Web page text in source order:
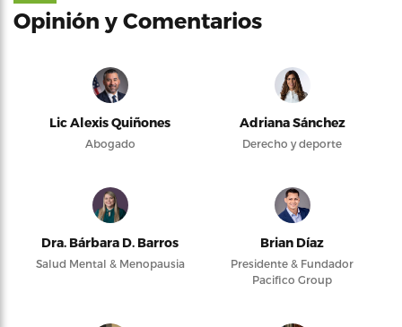
Opinión y Comentarios
Lic Alexis Quiñones
Abogado
Adriana Sánchez
Derecho y deporte
Dra. Bárbara D. Barros
Salud Mental & Menopausia
Brian Díaz
Presidente & Fundador
Pacifico Group